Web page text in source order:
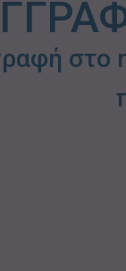
στο